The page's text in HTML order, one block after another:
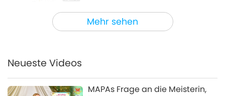
Mehr sehen
2020-08-29
12:19
Neueste Videos
MAPAs Frage an die Meisterin,